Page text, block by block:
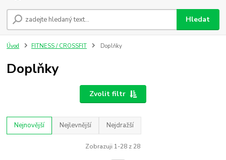
Hledat
Úvod FITNESS / CROSSFIT Doplňky
Doplňky
Zvolit filtr
Nejnovější Nejlevnější Nejdražší
Zobrazuji 1-28 z 28